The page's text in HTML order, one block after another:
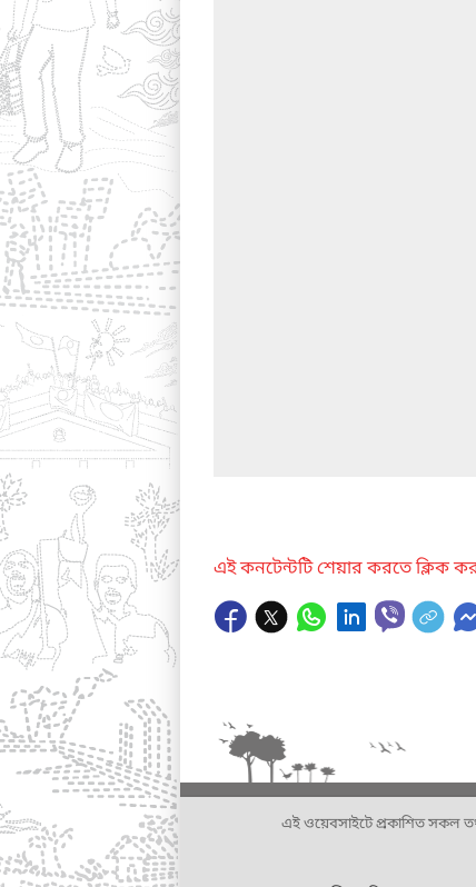
এই কনটেন্টটি শেয়ার করতে ক্লিক
এই ওয়েবসাইটে প্রকাশিত সকল তথ্য